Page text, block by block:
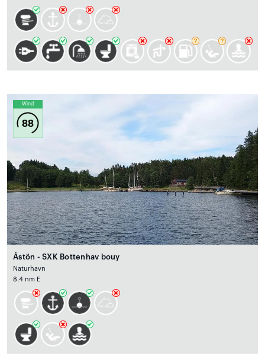
Wind
88
Åstön - SXK Bottenhav bouy
Naturhavn
8.4 nm E